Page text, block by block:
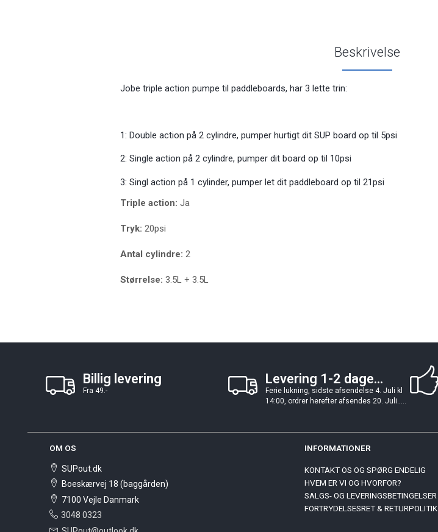
Beskrivelse
Jobe triple action pumpe til paddleboards, har 3 lette trin:
1: Double action på 2 cylindre, pumper hurtigt dit SUP board op til 5psi
2: Single action på 2 cylindre, pumper dit board op til 10psi
3: Singl action på 1 cylinder, pumper let dit paddleboard op til 21psi
Triple action: Ja
Tryk: 20psi
Antal cylindre: 2
Størrelse: 3.5L + 3.5L
Billig levering
Fra 49.-
Levering 1-2 dage...
Ferie lukning, sidste afsendelse 4. Juli kl
14:00, ordrer herefter afsendes 20. Juli.....
OM OS
SUPout.dk
Boeskærvej 18 (baggården)
7100 Vejle Danmark
3048 0323
INFORMATIONER
KONTAKT OS OG SPØRG ENDELIG
HVEM ER VI OG HVORFOR?
SALGS- OG LEVERINGSBETINGELSER
FORTRYDELSESRET & RETURPOLITIK